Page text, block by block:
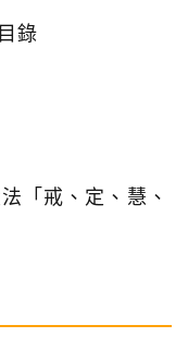
錄
「戒、定、慧、